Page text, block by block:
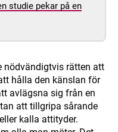
studie pekar på en
nödvändigtvis rätten att
hålla den känslan för
avlägsna sig från en
att tillgripa sårande
kalla attityder.